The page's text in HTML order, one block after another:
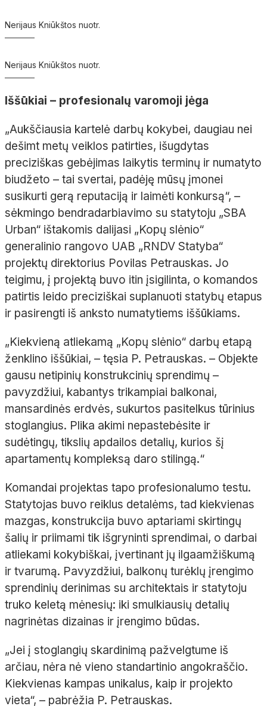
Nerijaus Kniūkštos nuotr.
Nerijaus Kniūkštos nuotr.
Iššūkiai – profesionalų varomoji jėga
„Aukščiausia kartelė darbų kokybei, daugiau nei
dešimt metų veiklos patirties, išugdytas
preciziškas gebėjimas laikytis terminų ir numatyto
biudžeto – tai svertai, padėję mūsų įmonei
susikurti gerą reputaciją ir laimėti konkursą“, –
sėkmingo bendradarbiavimo su statytoju „SBA
Urban“ ištakomis dalijasi „Kopų slėnio“
generalinio rangovo UAB „RNDV Statyba“
projektų direktorius Povilas Petrauskas. Jo
teigimu, į projektą buvo itin įsigilinta, o komandos
patirtis leido preciziškai suplanuoti statybų etapus
ir pasirengti iš anksto numatytiems iššūkiams.
„Kiekvieną atliekamą „Kopų slėnio“ darbų etapą
ženklino iššūkiai, – tęsia P. Petrauskas. – Objekte
gausu netipinių konstrukcinių sprendimų –
pavyzdžiui, kabantys trikampiai balkonai,
mansardinės erdvės, sukurtos pasitelkus tūrinius
stoglangius. Plika akimi nepastebėsite ir
sudėtingų, tikslių apdailos detalių, kurios šį
apartamentų kompleksą daro stilingą.“
Komandai projektas tapo profesionalumo testu.
Statytojas buvo reiklus detalėms, tad kiekvienas
mazgas, konstrukcija buvo aptariami skirtingų
šalių ir priimami tik išgryninti sprendimai, o darbai
atliekami kokybiškai, įvertinant jų ilgaamžiškumą
ir tvarumą. Pavyzdžiui, balkonų turėklų įrengimo
sprendinių derinimas su architektais ir statytoju
truko keletą mėnesių: iki smulkiausių detalių
nagrinėtas dizainas ir įrengimo būdas.
„Jei į stoglangių skardinimą pažvelgtume iš
arčiau, nėra nė vieno standartinio angokraščio.
Kiekvienas kampas unikalus, kaip ir projekto
vieta“, – pabrėžia P. Petrauskas.